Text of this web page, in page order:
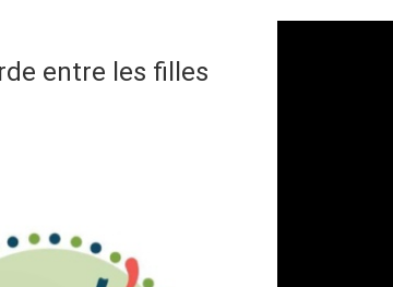
entre les filles